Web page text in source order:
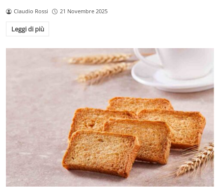
Claudio Rossi 21 Novembre 2025
Leggi di più